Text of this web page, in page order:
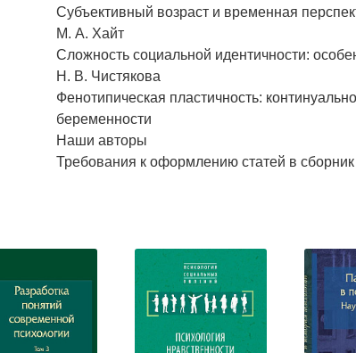
Субъективный возраст и временная
М. А. Хайт
Сложность социальной идентичности:
Н. В. Чистякова
Фенотипическая пластичность:
беременности
Наши авторы
Требования к оформлению статей в сборник